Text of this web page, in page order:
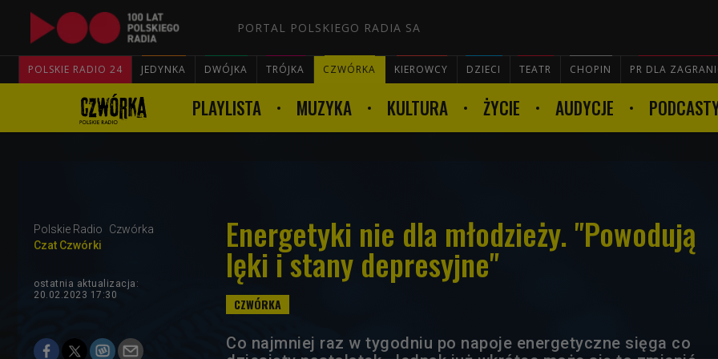
PORTAL POLSKIEGO RADIA SA
POLSKIE RADIO 24 JEDYNKA DWÓJKA TRÓJKA CZWÓRKA KIEROWCY DZIECI TEATR CHOPIN PR DLA

PLAYLISTA MUZYKA KULTURA ŻYCIE AUDYCJE
Polskie Radio
Czwórka
Czat Czwórki
Energetyki nie dla młodzieży. "Powodują
lęki i stany depresyjne"
ostatnia aktualizacja:
20.02.2023 17:30
Co najmniej raz w tygodniu po napoje energetyczne sięga co